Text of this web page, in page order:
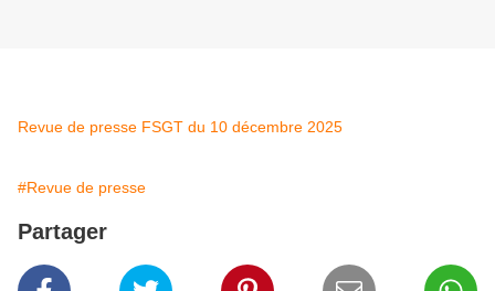
Revue de presse FSGT du 10 décembre 2025
#Revue de presse
Partager